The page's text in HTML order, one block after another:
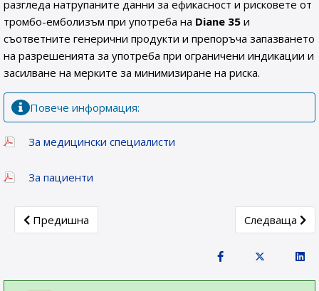
разгледа натрупаните данни за ефикасност и рисковете от
тромбо-емболизъм при употреба на Diane 35 и
съответните генерични продукти и препоръча запазването
на разрешенията за употреба при ограничени индикации и
засилване на мерките за минимизиране на риска.
Повече информация:
За медицински специалисти
За пациенти
Previous article: Изпълнителна агенция по лекарствата
Предишна Next article:
Следваща